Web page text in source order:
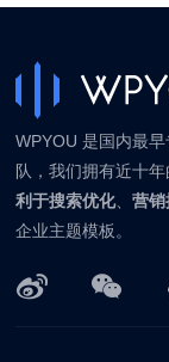
WPYOU 是国内最
队，我们拥有近十
利于搜索优化、营
企业主题模板。